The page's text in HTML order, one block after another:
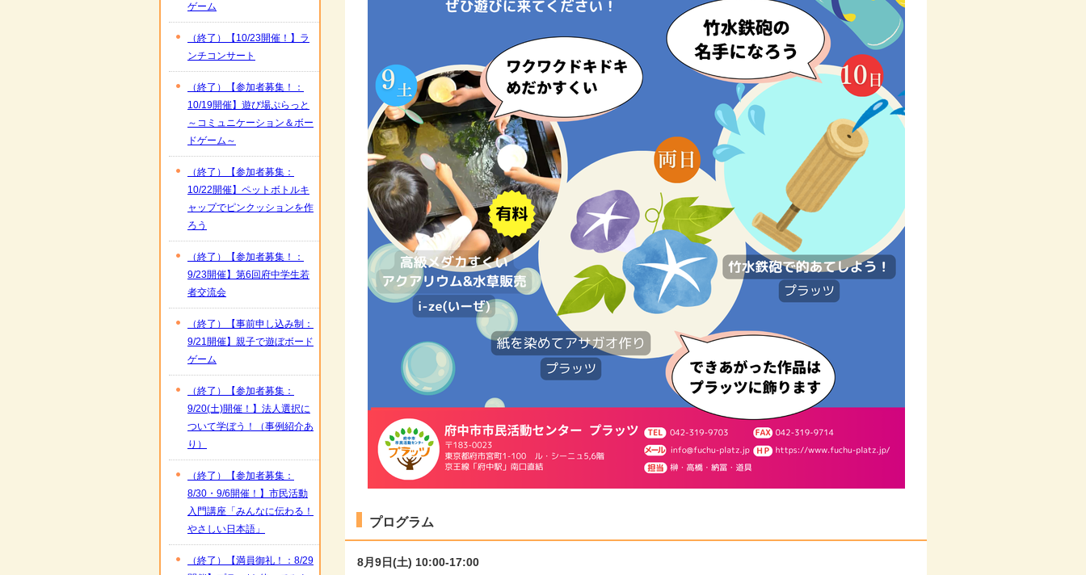
プログラム
8月9日(土) 10:00-17:00
ゲーム
（終了）【10/23開催！】ラ
ンチコンサート
（終了）【参加者募集！：
10/19開催】遊び場ぷらっと
～コミュニケーション＆ボー
ドゲーム～
（終了）【参加者募集：
10/22開催】ペットボトルキ
ャップでピンクッションを作
ろう
（終了）【参加者募集！：
9/23開催】第6回府中学生若
者交流会
（終了）【事前申し込み制：
9/21開催】親子で遊ぼボード
ゲーム
（終了）【参加者募集：
9/20(土)開催！】法人選択に
ついて学ぼう！（事例紹介あ
り）
（終了）【参加者募集：
8/30・9/6開催！】市民活動
入門講座「みんなに伝わる！
やさしい日本語」
（終了）【満員御礼！：8/29